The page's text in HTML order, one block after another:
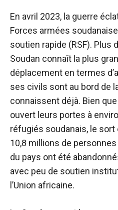
En avril 2023, la guerre
Forces armées
soutien rapide (RSF). Plus
Soudan connaît la plus
déplacement en termes
ses civils sont au bord de
connaissent déjà. Bien
ouvert leurs portes à
réfugiés soudanais, le
10,8 millions de
du pays ont été
avec peu de soutien
l’Union africaine.